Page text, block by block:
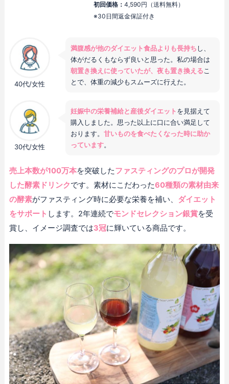
初回価格： 4,590円（送料無料）
※30日間返金保証付き
40代/女性
満腹感が他のダイエット食品よりも長持ちし、
体がだるくもならず良いと思った。私の場合は
朝置き換えに使っていたが、夜も置き換える こ
とで、体重の減少もスムーズに行えた。
30代/女性
妊娠中の栄養補給と産後ダイエットを見据えて
購入しました。思った以上に口に合い満足して
おります。 甘いものを食べたくなった時に助か
っています。
売上本数が100万本を突破したファスティングのプロが開発
した酵素ドリンクです。素材にこだわった60種類の素材由来
の酵素がファスティング時に必要な栄養を補い、 ダイエット
をサポート します。2年連続でモンドセレクション銀賞を受
賞し、イメージ調査では3冠に輝いている商品です。